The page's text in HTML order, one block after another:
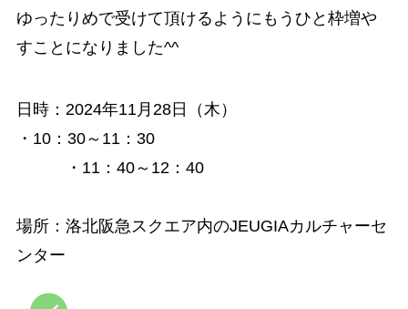
ゆったりめで受けて頂けるようにもうひと枠増や
すことになりました^^
日時：2024年11月28日（木）
・10：30～11：30
・11：40～12：40
場所：洛北阪急スクエア内のJEUGIAカルチャーセ
ンター